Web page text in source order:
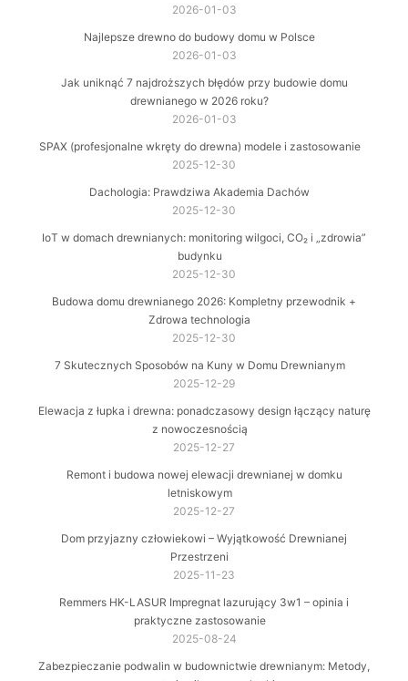
2026-01-03
Najlepsze drewno do budowy domu w Polsce
2026-01-03
Jak uniknąć 7 najdroższych błędów przy budowie domu
drewnianego w 2026 roku?
2026-01-03
SPAX (profesjonalne wkręty do drewna) modele i zastosowanie
2025-12-30
Dachologia: Prawdziwa Akademia Dachów
2025-12-30
IoT w domach drewnianych: monitoring wilgoci, CO₂ i „zdrowia”
budynku
2025-12-30
Budowa domu drewnianego 2026: Kompletny przewodnik +
Zdrowa technologia
2025-12-30
7 Skutecznych Sposobów na Kuny w Domu Drewnianym
2025-12-29
Elewacja z łupka i drewna: ponadczasowy design łączący naturę
z nowoczesnością
2025-12-27
Remont i budowa nowej elewacji drewnianej w domku
letniskowym
2025-12-27
Dom przyjazny człowiekowi – Wyjątkowość Drewnianej
Przestrzeni
2025-11-23
Remmers HK-LASUR Impregnat lazurujący 3w1 – opinia i
praktyczne zastosowanie
2025-08-24
Zabezpieczanie podwalin w budownictwie drewnianym: Metody,